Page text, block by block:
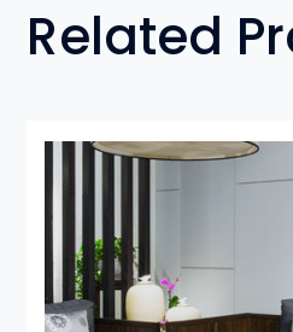
Related